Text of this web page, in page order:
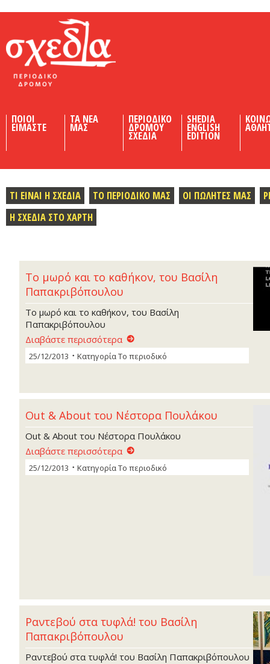
ΠΟΙΟΙ
ΕΙΜΑΣΤΕ
ΤΑ ΝΕΑ
ΜΑΣ
ΠΕΡΙΟΔΙΚΟ
ΔΡΟΜΟΥ
ΣΧΕΔΙΑ
SHEDIA
ENGLISH
EDITION
ΤΙ ΕΙΝΑΙ Η ΣΧΕΔΙΑ ΤΟ ΠΕΡΙΟΔΙΚΟ ΜΑΣ ΟΙ ΠΩΛΗΤΕΣ ΜΑΣ
Η ΣΧΕΔΙΑ ΣΤΟ ΧΑΡΤΗ
To µωρό και το καθήκον, του Βασίλη
Παπακριβόπουλου
To µωρό και το καθήκον, του Βασίλη
Παπακριβόπουλου
Διαβάστε περισσότερα
25/12/2013 ΚατηγορίαΤο περιοδικό
Out & About του Νέστορα Πουλάκου
Out & About του Νέστορα Πουλάκου
Διαβάστε περισσότερα
25/12/2013 ΚατηγορίαΤο περιοδικό
Ραντεβού στα τυφλά! του Βασίλη
Παπακριβόπουλου
Ραντεβού στα τυφλά! του Βασίλη Παπακριβόπουλου